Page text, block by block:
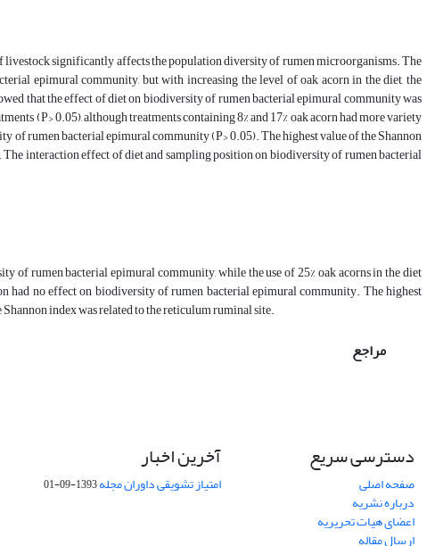
livestock significantly affects the population diversity of rumen microorganisms. The
epimural community, but with increasing the level of oak acorn in the diet, the
that the effect of diet on biodiversity of rumen bacterial epimural community was
(P> 0.05), although treatments containing 8% and 17% oak acorn had more variety
of rumen bacterial epimural community (P> 0.05). The highest value of the Shannon
interaction effect of diet and sampling position on biodiversity of rumen bacterial
of rumen bacterial epimural community, while the use of 25% oak acorns in the diet
no effect on biodiversity of rumen bacterial epimural community. The highest
index was related to the reticulum ruminal site.
مراجع
دسترسی سریع
صفحه اصلی
درباره نشریه
اعضای هیات تحریریه
ارسال مقاله
آخرین اخبار
امتیاز تشویقی داوران مجله1393-09-01